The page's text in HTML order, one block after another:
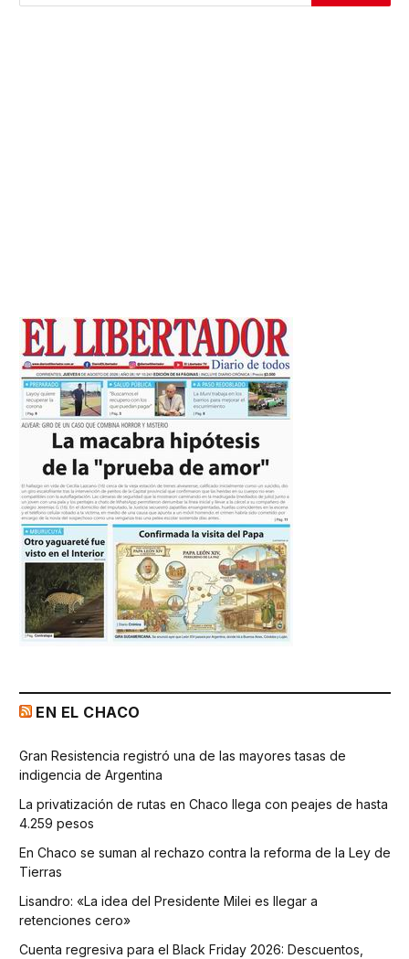
EN EL CHACO
Gran Resistencia registró una de las mayores tasas de
indigencia de Argentina
La privatización de rutas en Chaco llega con peajes de hasta
4.259 pesos
En Chaco se suman al rechazo contra la reforma de la Ley de
Tierras
Lisandro: «La idea del Presidente Milei es llegar a
retenciones cero»
Cuenta regresiva para el Black Friday 2026: Descuentos,